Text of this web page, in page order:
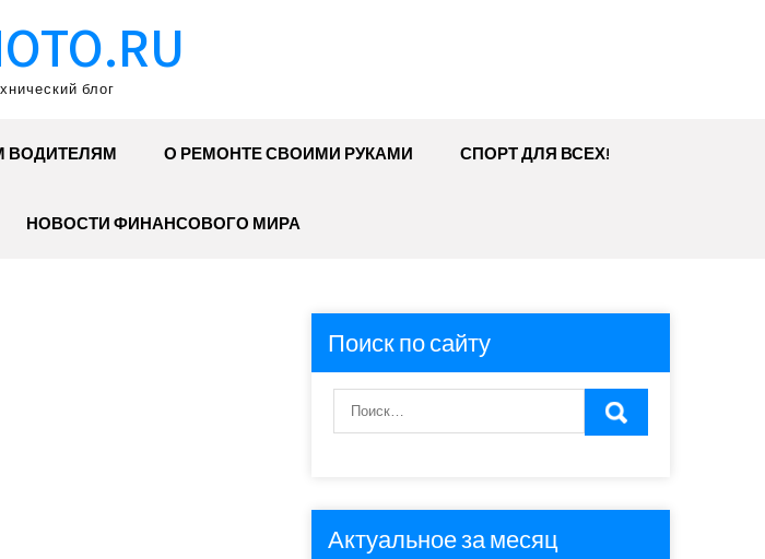
блог
О РЕМОНТЕ СВОИМИ РУКАМИ СПОРТ ДЛЯ ВСЕХ!
НОВОСТИ ФИНАНСОВОГО МИРА
Поиск по сайту
Актуальное за месяц